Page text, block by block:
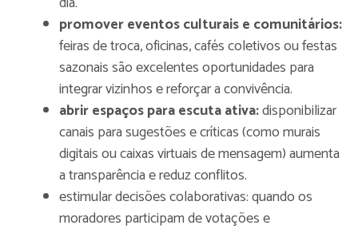
promover eventos culturais e comunitários:
feiras de troca, oficinas, cafés coletivos ou festas
sazonais são excelentes oportunidades para
integrar vizinhos e reforçar a convivência.
abrir espaços para escuta ativa:disponibilizar
canais para sugestões e críticas (como murais
digitais ou caixas virtuais de mensagem) aumenta
a transparência e reduz conflitos.
estimular decisões colaborativas: quando os
moradores participam de votações e